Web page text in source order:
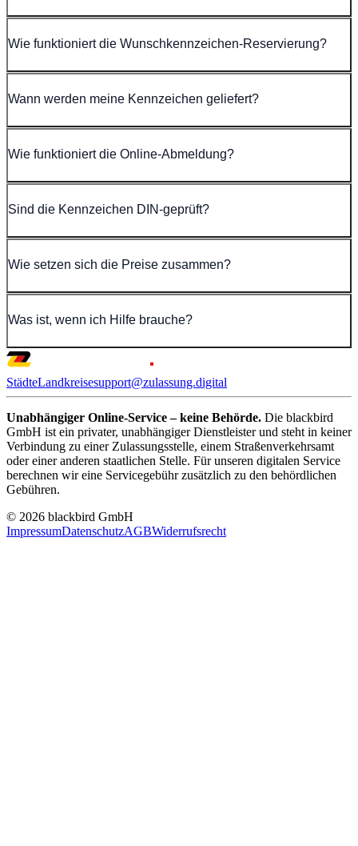
Wie funktioniert die Wunschkennzeichen-Reservierung?
Wann werden meine Kennzeichen geliefert?
Wie funktioniert die Online-Abmeldung?
Sind die Kennzeichen DIN-geprüft?
Wie setzen sich die Preise zusammen?
Was ist, wenn ich Hilfe brauche?
StädteLandkreisesupport@zulassung.digital
Unabhängiger Online-Service – keine Behörde. Die blackbird
GmbH ist ein privater, unabhängiger Dienstleister und steht in keiner
Verbindung zu einer Zulassungsstelle, einem Straßenverkehrsamt
oder einer anderen staatlichen Stelle. Für unseren digitalen Service
berechnen wir eine Servicegebühr zusätzlich zu den behördlichen
Gebühren.
© 2026 blackbird GmbH
ImpressumDatenschutzAGBWiderrufsrecht